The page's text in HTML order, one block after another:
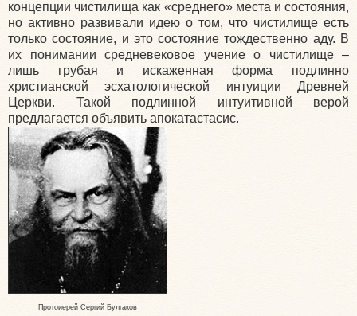
концепции чистилища как «среднего» места и состояния,
но активно развивали идею о том, что чистилище есть
только состояние, и это состояние тождественно аду. В
их понимании средневековое учение о чистилище –
лишь грубая и искаженная форма подлинно
христианской эсхатологической интуиции Древней
Церкви. Такой подлинной интуитивной верой
предлагается объявить апокатастасис.
Протоиерей Сергий Булгаков